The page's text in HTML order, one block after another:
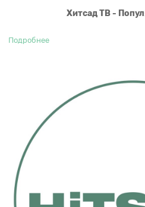
Хитсад ТВ -
Подробнее